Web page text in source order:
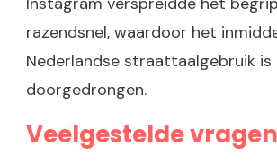
razendsnel, waardoor het
Nederlandse straattaalgebruik is
doorgedrongen.
Veelgestelde vragen